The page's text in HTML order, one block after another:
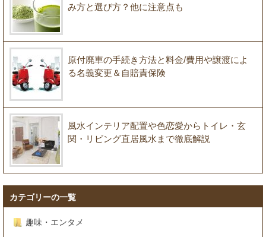
み方と選び方？他に注意点も
原付廃車の手続き方法と料金/費用や譲渡によ
る名義変更＆自賠責保険
風水インテリア配置や色恋愛からトイレ・玄
関・リビング直居風水まで徹底解説
カテゴリーの一覧
趣味・エンタメ